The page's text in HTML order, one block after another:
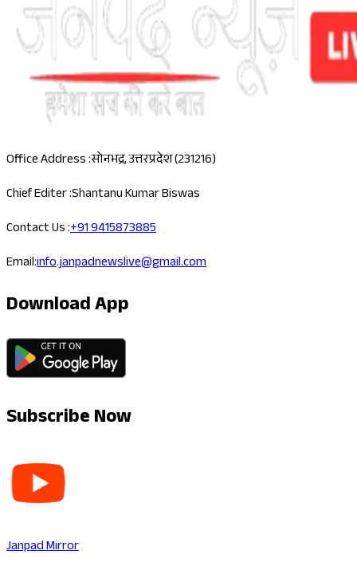
Office Address :सोनभद्र, उत्तरप्रदेश (231216)
Chief Editer :Shantanu Kumar Biswas
Contact Us :+91 9415873885
Email:info.janpadnewslive@gmail.com
Download App
Subscribe Now
Janpad Mirror